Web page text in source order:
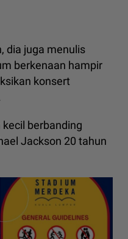
dia juga menulis
berkenaan hampir
konsert
berbanding
Jackson 20 tahun